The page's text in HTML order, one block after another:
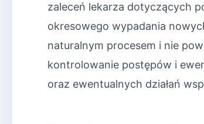
zaleceń lekarza dotyczących
okresowego wypadania
naturalnym procesem i nie
kontrolowanie postępów i
oraz ewentualnych działań